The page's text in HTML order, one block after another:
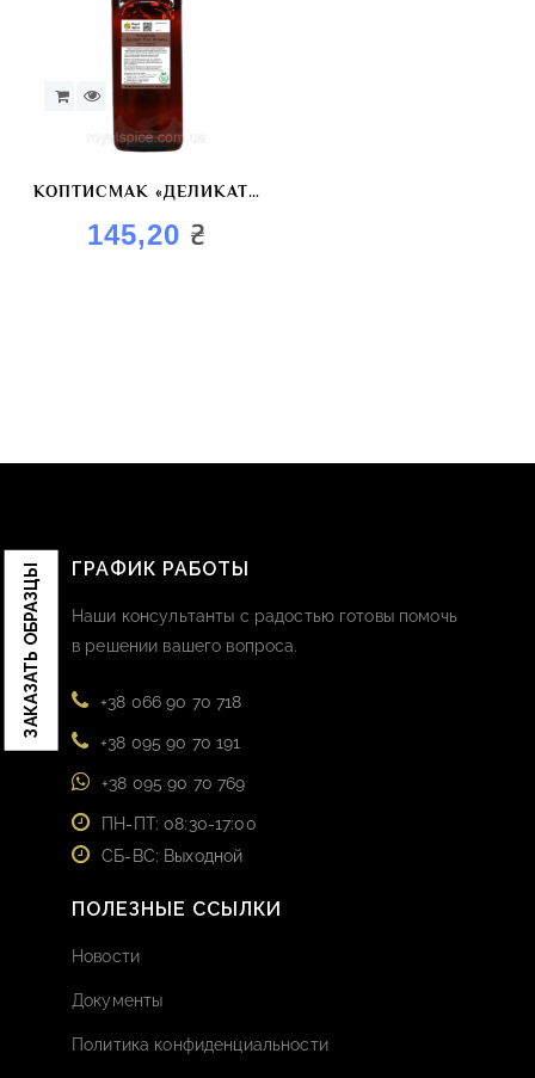
ЗАКАЗАТЬ ОБРАЗЦЫ
КОПТИСМАК «ДЕЛИКАТ+
BROWN» КРАСИТЕЛЬ
КОПТИЛЬНЫЙ
145,20 ₴
ГРАФИК РАБОТЫ
Наши консультанты с радостью готовы помочь
в решении вашего вопроса.
+38 066 90 70 718
+38 095 90 70 191
+38 095 90 70 769
ПН-ПТ: 08:30-17:00
СБ-ВС: Выходной
ПОЛЕЗНЫЕ ССЫЛКИ
Новости
Документы
Политика конфиденциальности